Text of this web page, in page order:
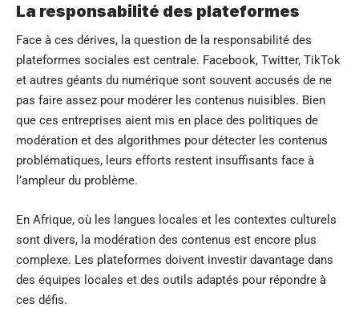
La responsabilité des plateformes
Face à ces dérives, la question de la responsabilité des
plateformes sociales est centrale. Facebook, Twitter, TikTok
et autres géants du numérique sont souvent accusés de ne
pas faire assez pour modérer les contenus nuisibles. Bien
que ces entreprises aient mis en place des politiques de
modération et des algorithmes pour détecter les contenus
problématiques, leurs efforts restent insuffisants face à
l’ampleur du problème.
En Afrique, où les langues locales et les contextes culturels
sont divers, la modération des contenus est encore plus
complexe. Les plateformes doivent investir davantage dans
des équipes locales et des outils adaptés pour répondre à
ces défis.